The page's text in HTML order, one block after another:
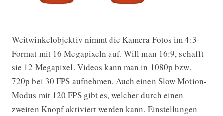
Weitwinkelobjektiv nimmt die Kamera Fotos im 4:3-
Format mit 16 Megapixeln auf. Will man 16:9, schafft
sie 12 Megapixel. Videos kann man in 1080p bzw.
720p bei 30 FPS aufnehmen. Auch einen Slow Motion-
Modus mit 120 FPS gibt es, welcher durch einen
zweiten Knopf aktiviert werden kann. Einstellungen